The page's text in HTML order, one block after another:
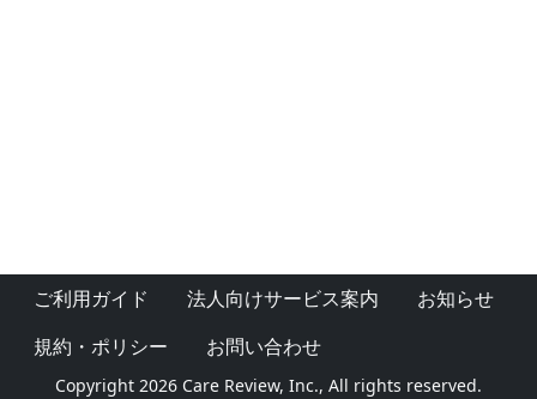
ご利用ガイド 法人向けサービス案内
お知らせ
規約・ポリシー
お問い合わせ
Copyright 2026 Care Review, Inc., All rights reserved.